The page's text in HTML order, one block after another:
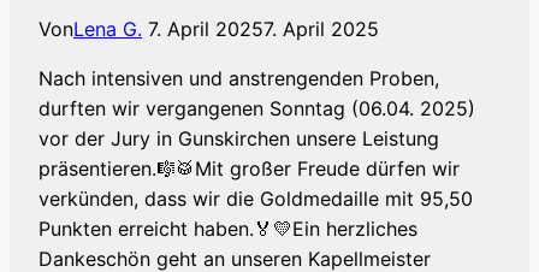
VonLena G. 7. April 20257. April 2025
Nach intensiven und anstrengenden Proben,
durften wir vergangenen Sonntag (06.04. 2025)
vor der Jury in Gunskirchen unsere Leistung
präsentieren.🎼🥁Mit großer Freude dürfen wir
verkünden, dass wir die Goldmedaille mit 95,50
Punkten erreicht haben.🏅💛Ein herzliches
Dankeschön geht an unseren Kapellmeister